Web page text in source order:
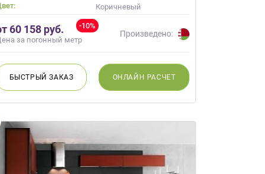
Коричневый, Капучино
Коричневый
-10%
60 158 руб.
за погонный метр
Произведено:
БЫСТРЫЙЗАКАЗ ОНЛАЙН РАСЧЕТ